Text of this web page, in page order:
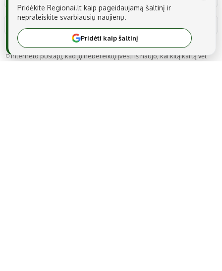
Noriu savo interneto naršyklėje išsaugoti vardą, el. pašto adresą ir
interneto puslapį, kad jų nebereiktų įvesti iš naujo, kai kitą kartą vėl
Pridėkite Regionai.lt kaip pageidaujamą šaltinį ir
nepraleiskite svarbiausių naujienų.
Pridėti kaip šaltinį